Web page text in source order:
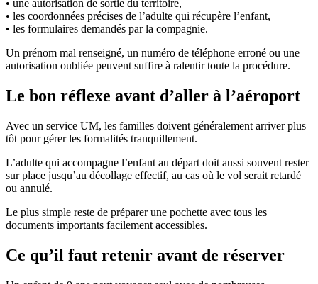
• une autorisation de sortie du territoire,
• les coordonnées précises de l’adulte qui récupère l’enfant,
• les formulaires demandés par la compagnie.
Un prénom mal renseigné, un numéro de téléphone erroné ou une
autorisation oubliée peuvent suffire à ralentir toute la procédure.
Le bon réflexe avant d’aller à l’aéroport
Avec un service UM, les familles doivent généralement arriver plus
tôt pour gérer les formalités tranquillement.
L’adulte qui accompagne l’enfant au départ doit aussi souvent rester
sur place jusqu’au décollage effectif, au cas où le vol serait retardé
ou annulé.
Le plus simple reste de préparer une pochette avec tous les
documents importants facilement accessibles.
Ce qu’il faut retenir avant de réserver